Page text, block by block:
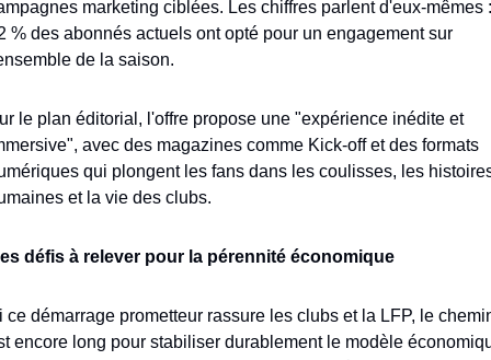
marketing ciblées. Les chiffres parlent d'eux-mêmes :
% des abonnés actuels ont opté pour un engagement sur
de la saison.
le plan éditorial, l'offre propose une "expérience inédite et
avec des magazines comme Kick-off et des formats
qui plongent les fans dans les coulisses, les
et la vie des clubs.
défis à relever pour la pérennité économique
ce démarrage prometteur rassure les clubs et la LFP, le
encore long pour stabiliser durablement le modèle